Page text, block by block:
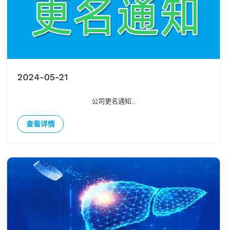
2024-05-21
公司更名通知...
查看详情